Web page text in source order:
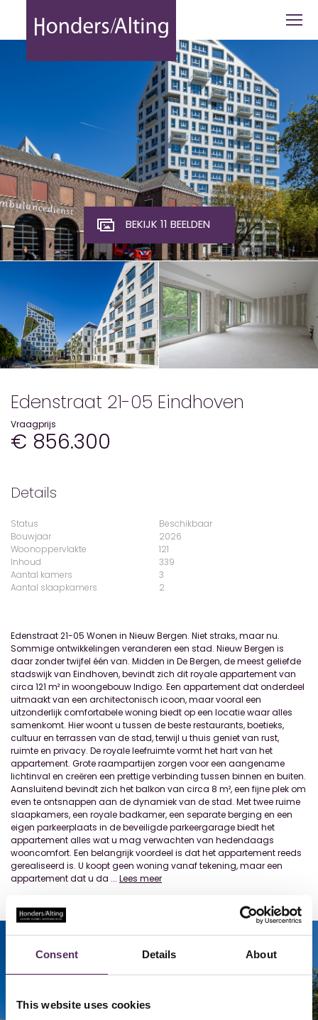
Consent Details About
This website uses cookies
Edenstraat 21-05 Eindhoven -
BEKIJK 11 BEELDEN
Edenstraat 21-05 Eindhoven
Vraagprijs
€ 856.300
Edenstraat 21-05 Wonen in Nieuw Bergen. Niet straks, maar nu.
Sommige ontwikkelingen veranderen een stad. Nieuw Bergen is
daar zonder twijfel één van. Midden in De Bergen, de meest geliefde
stadswijk van Eindhoven, bevindt zich dit royale appartement van
circa 121 m² in woongebouw Indigo. Een appartement dat onderdeel
uitmaakt van een architectonisch icoon, maar vooral een
uitzonderlijk comfortabele woning biedt op een locatie waar alles
samenkomt. Hier woont u tussen de beste restaurants, boetieks,
cultuur en terrassen van de stad, terwijl u thuis geniet van rust,
ruimte en privacy. De royale leefruimte vormt het hart van het
appartement. Grote raampartijen zorgen voor een aangename
lichtinval en creëren een prettige verbinding tussen binnen en buiten.
Aansluitend bevindt zich het balkon van circa 8 m², een fijne plek om
even te ontsnappen aan de dynamiek van de stad. Met twee ruime
slaapkamers, een royale badkamer, een separate berging en een
eigen parkeerplaats in de beveiligde parkeergarage biedt het
appartement alles wat u mag verwachten van hedendaags
wooncomfort. Een belangrijk voordeel is dat het appartement reeds
gerealiseerd is. U koopt geen woning vanaf tekening, maar een
appartement dat u da ... Lees meer
Details
Status
Beschikbaar
Bouwjaar
2026
Woonoppervlakte
121
Inhoud
339
Aantal kamers
3
Aantal slaapkamers
2